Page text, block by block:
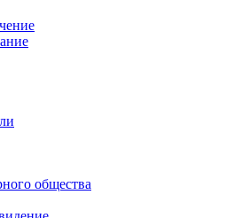
общества